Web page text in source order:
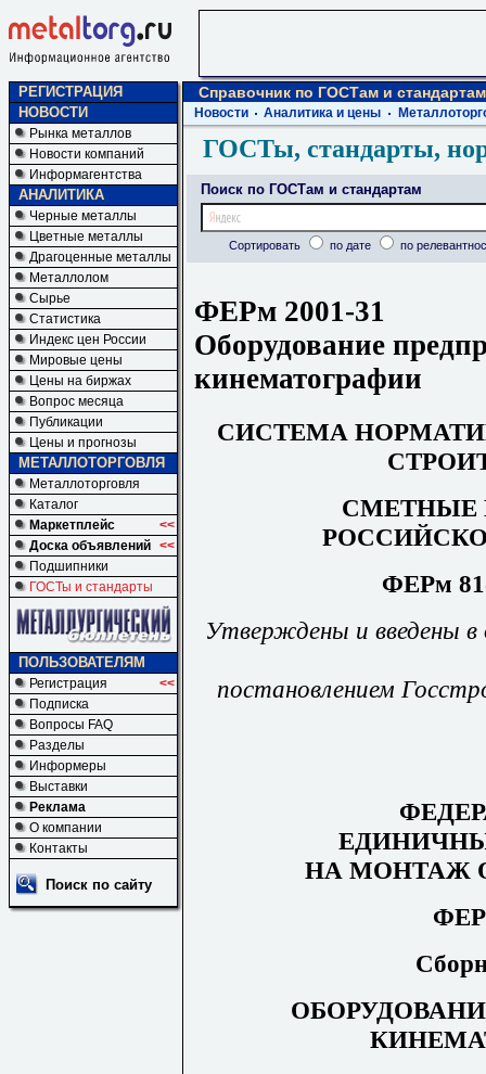
РЕГИСТРАЦИЯ
НОВОСТИ
Рынка металлов
Новости компаний
Информагентства
АНАЛИТИКА
Черные металлы
Цветные металлы
Драгоценные металлы
Металлолом
Сырье
Статистика
Индекс цен России
Мировые цены
Цены на биржах
Вопрос месяца
Публикации
Цены и прогнозы
МЕТАЛЛОТОРГОВЛЯ
Металлоторговля
Каталог
Маркетплейс
<<
Доска объявлений <<
Подшипники
ГОСТы и стандарты
ПОЛЬЗОВАТЕЛЯМ
Регистрация
<<
Подписка
Вопросы FAQ
Разделы
Информеры
Выставки
Реклама
О компании
Контакты
Поиск по сайту
Справочник по ГОСТам и стандартам
Новости Аналитика и цены
ГОСТы, стандарты,
Поиск по ГОСТам и стандартам
Сортировать по дате по
ФЕРм 2001-31
Оборудование
кинематографии
СИСТЕМА
СМЕТНЫЕ
ФЕРм
Утверждены и введены в
постановлением
НА МОНТАЖ